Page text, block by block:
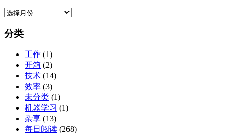
归
分类
工作 (1)
开箱 (2)
技术 (14)
效率 (3)
未分类 (1)
机器学习 (1)
杂享 (13)
每日阅读 (268)